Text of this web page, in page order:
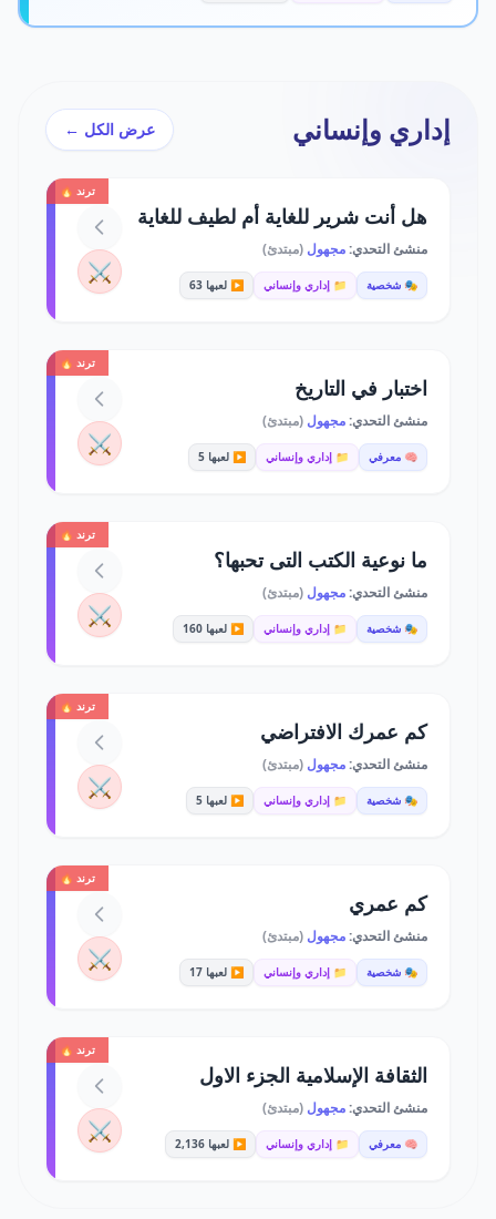
إداري وإنساني عرض الكل ←
ترند 🔥
هل أنت شرير للغاية أم لطيف للغاية
منشئ التحدي:مجهول (مبتدئ)
🎭 شخصية 📁 إداري وإنساني ▶️ لعبها 63 ⚔️
ترند 🔥
اختبار في التاريخ
منشئ التحدي:مجهول (مبتدئ)
🧠 معرفي 📁 إداري وإنساني ▶️ لعبها 5 ⚔️
ترند 🔥
ما نوعية الكتب التى تحبها؟
منشئ التحدي:مجهول (مبتدئ)
🎭 شخصية 📁 إداري وإنساني ▶️ لعبها 160 ⚔️
ترند 🔥
كم عمرك الافتراضي
منشئ التحدي:مجهول (مبتدئ)
🎭 شخصية 📁 إداري وإنساني ▶️ لعبها 5 ⚔️
ترند 🔥
كم عمري
منشئ التحدي:مجهول (مبتدئ)
🎭 شخصية 📁 إداري وإنساني ▶️ لعبها 17 ⚔️
ترند 🔥
الثقافة الإسلامية الجزء الاول
منشئ التحدي:مجهول (مبتدئ)
🧠 معرفي 📁 إداري وإنساني ▶️ لعبها 2,136 ⚔️